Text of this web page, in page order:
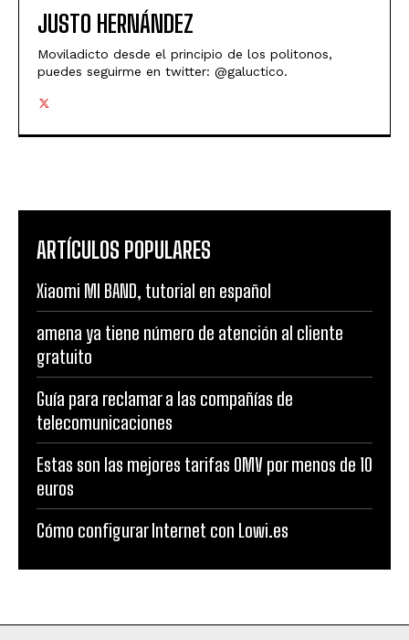
JUSTO HERNÁNDEZ
Moviladicto desde el principio de los politonos,
puedes seguirme en twitter: @galuctico.
ARTÍCULOS POPULARES
Xiaomi MI BAND, tutorial en español
amena ya tiene número de atención al cliente
gratuito
Guía para reclamar a las compañías de
telecomunicaciones
Estas son las mejores tarifas OMV por menos de 10
euros
Cómo configurar Internet con Lowi.es